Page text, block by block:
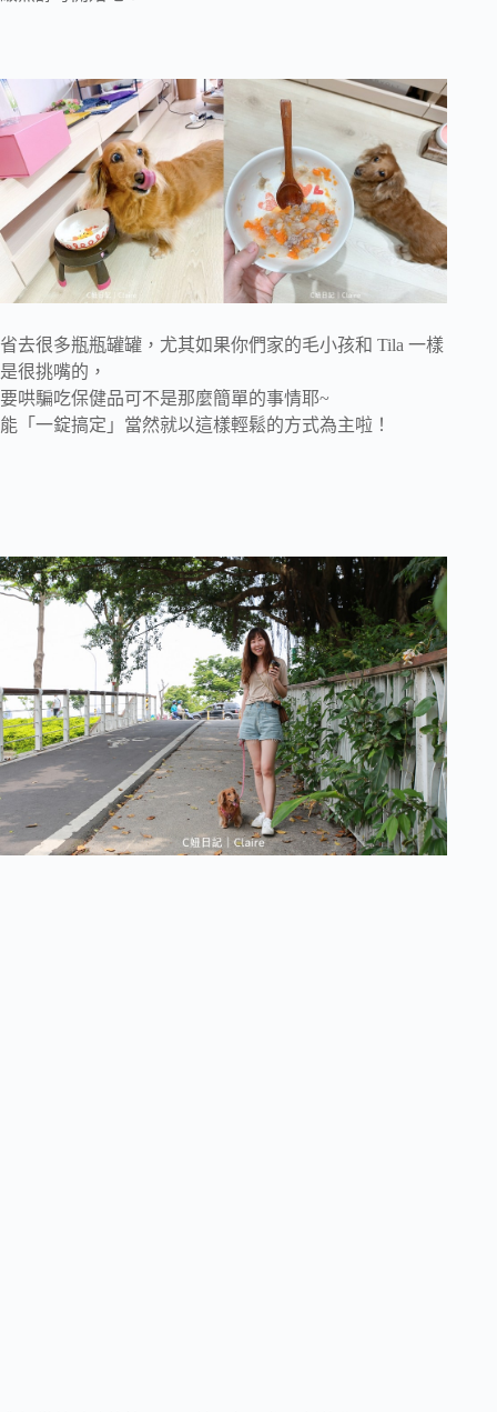
省去很多瓶瓶罐罐，尤其如果你們家的毛小孩和 Tila 一樣
是很挑嘴的，
要哄騙吃保健品可不是那麼簡單的事情耶~
能「一錠搞定」當然就以這樣輕鬆的方式為主啦！